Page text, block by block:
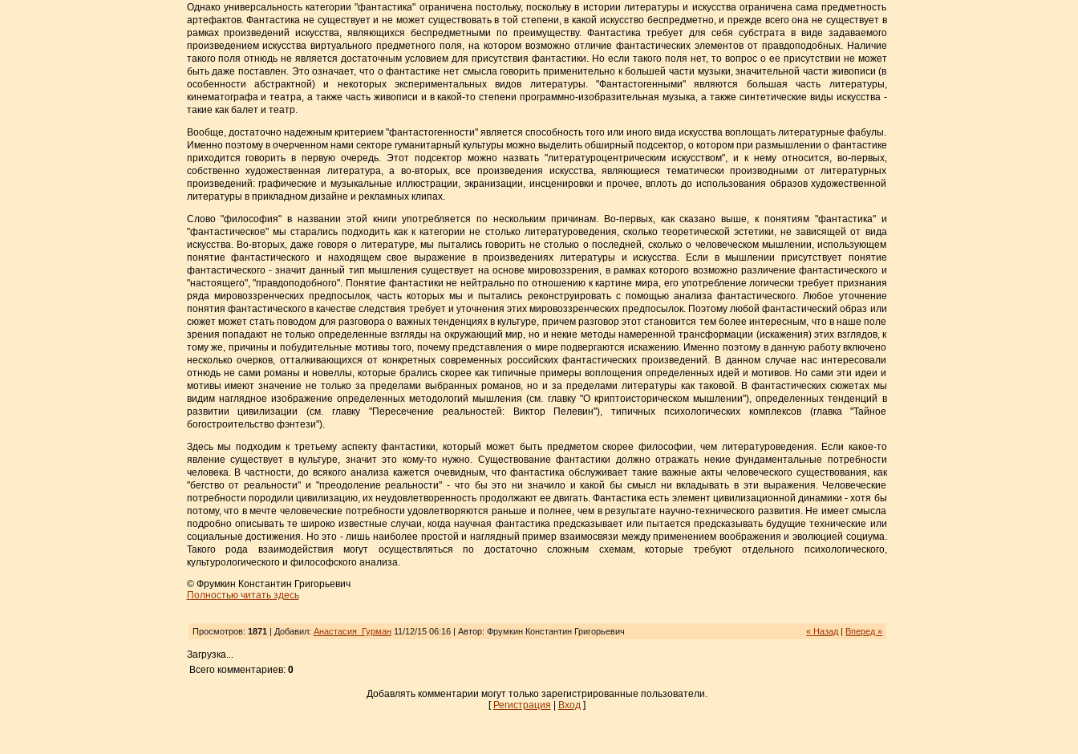
Однако универсальность категории "фантастика" ограничена постольку, поскольку в истории литературы и искусства ограничена сама предметность
артефактов. Фантастика не существует и не может существовать в той степени, в какой искусство беспредметно, и прежде всего она не существует в
рамках произведений искусства, являющихся беспредметными по преимуществу. Фантастика требует для себя субстрата в виде задаваемого
произведением искусства виртуального предметного поля, на котором возможно отличие фантастических элементов от правдоподобных. Наличие
такого поля отнюдь не является достаточным условием для присутствия фантастики. Но если такого поля нет, то вопрос о ее присутствии не может
быть даже поставлен. Это означает, что о фантастике нет смысла говорить применительно к большей части музыки, значительной части живописи (в
особенности абстрактной) и некоторых экспериментальных видов литературы. "Фантастогенными" являются большая часть литературы,
кинематографа и театра, а также часть живописи и в какой-то степени программно-изобразительная музыка, а также синтетические виды искусства -
такие как балет и театр.
Вообще, достаточно надежным критерием "фантастогенности" является способность того или иного вида искусства воплощать литературные фабулы.
Именно поэтому в очерченном нами секторе гуманитарный культуры можно выделить обширный подсектор, о котором при размышлении о фантастике
приходится говорить в первую очередь. Этот подсектор можно назвать "литературоцентрическим искусством", и к нему относится, во-первых,
собственно художественная литература, а во-вторых, все произведения искусства, являющиеся тематически производными от литературных
произведений: графические и музыкальные иллюстрации, экранизации, инсценировки и прочее, вплоть до использования образов художественной
литературы в прикладном дизайне и рекламных клипах.
Слово "философия" в названии этой книги употребляется по нескольким причинам. Во-первых, как сказано выше, к понятиям "фантастика" и
"фантастическое" мы старались подходить как к категории не столько литературоведения, сколько теоретической эстетики, не зависящей от вида
искусства. Во-вторых, даже говоря о литературе, мы пытались говорить не столько о последней, сколько о человеческом мышлении, использующем
понятие фантастического и находящем свое выражение в произведениях литературы и искусства. Если в мышлении присутствует понятие
фантастического - значит данный тип мышления существует на основе мировоззрения, в рамках которого возможно различение фантастического и
"настоящего", "правдоподобного". Понятие фантастики не нейтрально по отношению к картине мира, его употребление логически требует признания
ряда мировоззренческих предпосылок, часть которых мы и пытались реконструировать с помощью анализа фантастического. Любое уточнение
понятия фантастического в качестве следствия требует и уточнения этих мировоззренческих предпосылок. Поэтому любой фантастический образ или
сюжет может стать поводом для разговора о важных тенденциях в культуре, причем разговор этот становится тем более интересным, что в наше поле
зрения попадают не только определенные взгляды на окружающий мир, но и некие методы намеренной трансформации (искажения) этих взглядов, к
тому же, причины и побудительные мотивы того, почему представления о мире подвергаются искажению. Именно поэтому в данную работу включено
несколько очерков, отталкивающихся от конкретных современных российских фантастических произведений. В данном случае нас интересовали
отнюдь не сами романы и новеллы, которые брались скорее как типичные примеры воплощения определенных идей и мотивов. Но сами эти идеи и
мотивы имеют значение не только за пределами выбранных романов, но и за пределами литературы как таковой. В фантастических сюжетах мы
видим наглядное изображение определенных методологий мышления (см. главку "О криптоисторическом мышлении"), определенных тенденций в
развитии цивилизации (см. главку "Пересечение реальностей: Виктор Пелевин"), типичных психологических комплексов (главка "Тайное
богостроительство фэнтези").
Здесь мы подходим к третьему аспекту фантастики, который может быть предметом скорее философии, чем литературоведения. Если какое-то
явление существует в культуре, значит это кому-то нужно. Существование фантастики должно отражать некие фундаментальные потребности
человека. В частности, до всякого анализа кажется очевидным, что фантастика обслуживает такие важные акты человеческого существования, как
"бегство от реальности" и "преодоление реальности" - что бы это ни значило и какой бы смысл ни вкладывать в эти выражения. Человеческие
потребности породили цивилизацию, их неудовлетворенность продолжают ее двигать. Фантастика есть элемент цивилизационной динамики - хотя бы
потому, что в мечте человеческие потребности удовлетворяются раньше и полнее, чем в результате научно-технического развития. Не имеет смысла
подробно описывать те широко известные случаи, когда научная фантастика предсказывает или пытается предсказывать будущие технические или
социальные достижения. Но это - лишь наиболее простой и наглядный пример взаимосвязи между применением воображения и эволюцией социума.
Такого рода взаимодействия могут осуществляться по достаточно сложным схемам, которые требуют отдельного психологического,
культурологического и философского анализа.
© Фрумкин Константин Григорьевич
Полностью читать здесь
« Назад | Вперед »
Просмотров: 1871| Добавил: Анастасия_Гурман11/12/15 06:16 | Автор: Фрумкин Константин Григорьевич
Загрузка...
Всего комментариев: 0
Добавлять комментарии могут только зарегистрированные пользователи.
[ Регистрация | Вход ]